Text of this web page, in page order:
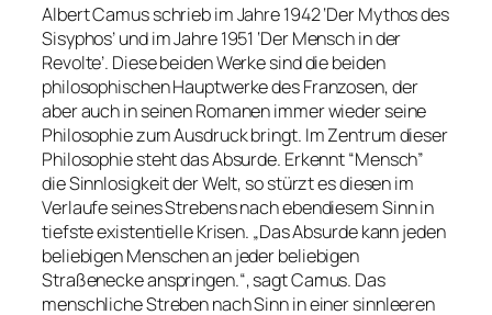
Albert Camus schrieb im Jahre 1942 ‘Der Mythos des
Sisyphos’ und im Jahre 1951 ‘Der Mensch in der
Revolte’. Diese beiden Werke sind die beiden
philosophischen Hauptwerke des Franzosen, der
aber auch in seinen Romanen immer wieder seine
Philosophie zum Ausdruck bringt. Im Zentrum dieser
Philosophie steht das Absurde. Erkennt “Mensch”
die Sinnlosigkeit der Welt, so stürzt es diesen im
Verlaufe seines Strebens nach ebendiesem Sinn in
tiefste existentielle Krisen. „Das Absurde kann jeden
beliebigen Menschen an jeder beliebigen
Straßenecke anspringen.“, sagt Camus. Das
menschliche Streben nach Sinn in einer sinnleeren